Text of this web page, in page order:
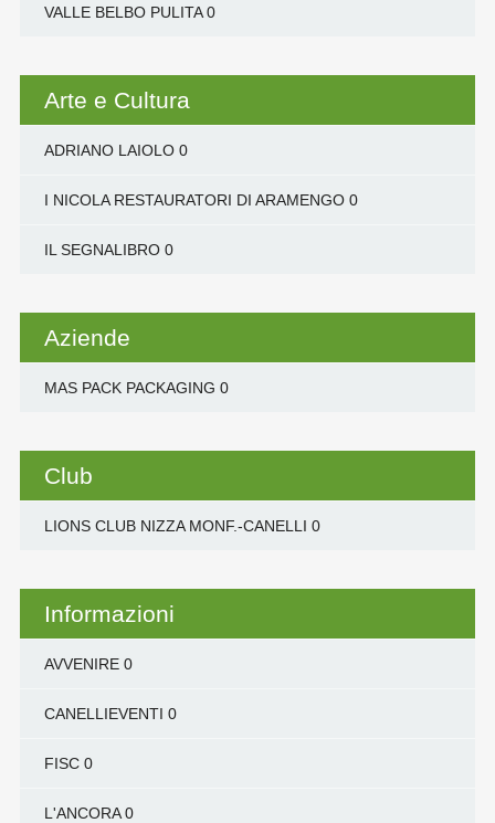
VALLE BELBO PULITA0
Arte e Cultura
ADRIANO LAIOLO0
I NICOLA RESTAURATORI DI ARAMENGO0
IL SEGNALIBRO0
Aziende
MAS PACK PACKAGING 0
Club
LIONS CLUB NIZZA MONF.-CANELLI 0
Informazioni
AVVENIRE0
CANELLIEVENTI 0
FISC0
L'ANCORA0